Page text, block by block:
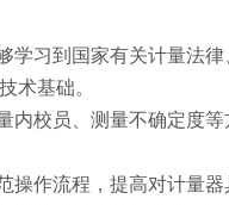
学习到国家有关计量法
术基础。
内校员、测量不确定度
作流程，提高对计量